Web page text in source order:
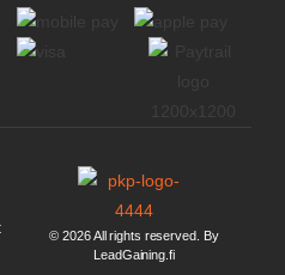
© 2026 All rights reserved. By
LeadGaining.fi